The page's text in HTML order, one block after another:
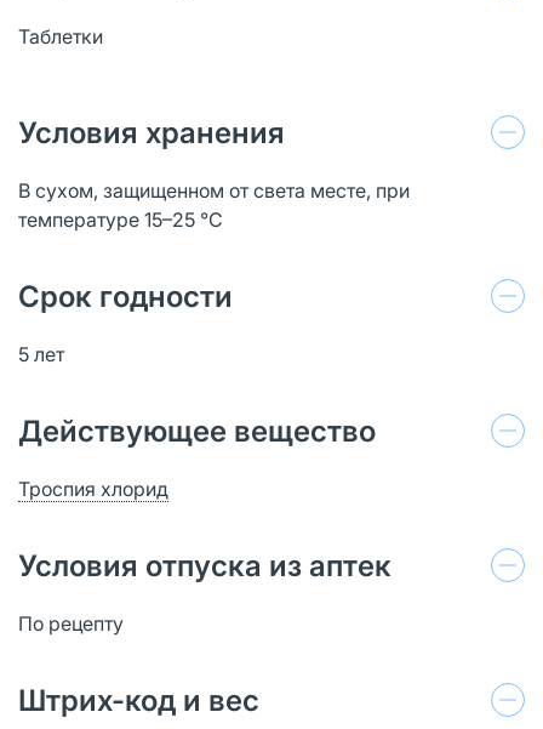
Таблетки
Условия хранения
В сухом, защищенном от света месте, при
температуре 15–25 °C
Срок годности
5 лет
Действующее вещество
Троспия хлорид
Условия отпуска из аптек
По рецепту
Штрих-код и вес